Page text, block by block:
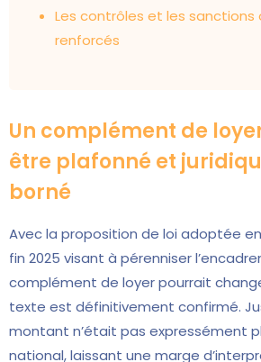
Les contrôles et les
renforcés
Un complément de
être plafonné et
borné
Avec la proposition de loi adoptée
fin 2025 visant à pérenniser
complément de loyer pourrait
texte est définitivement confirmé.
montant n’était pas expressément
national, laissant une marge